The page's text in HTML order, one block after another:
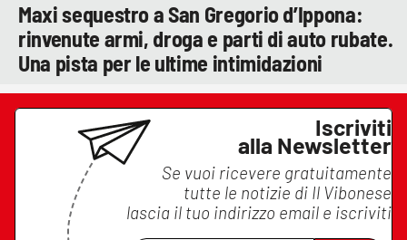
Maxi sequestro a San Gregorio d’Ippona:
rinvenute armi, droga e parti di auto rubate.
Una pista per le ultime intimidazioni
Iscriviti
alla Newsletter
Se vuoi ricevere gratuitamente
tutte le notizie di Il Vibonese
lascia il tuo indirizzo email e iscriviti